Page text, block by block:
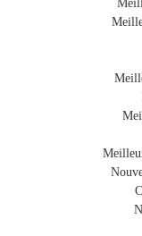
Comment
1.
le QR code.
2. Hélas,
d'autres
3. Le
votre valise
prévient de sa
4. Vous
5. Le
Elle
Elle